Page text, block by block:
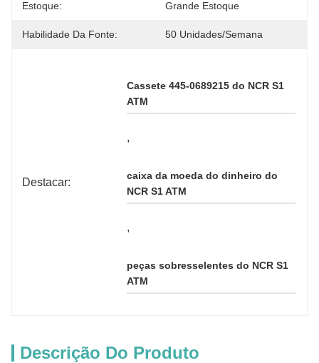
Estoque: Grande Estoque
Habilidade Da Fonte: 50 Unidades/semana
Destacar:
Cassete 445-0689215 do NCR S1
ATM
,
caixa da moeda do dinheiro do
NCR S1 ATM
,
peças sobresselentes do NCR S1
ATM
Descrição Do Produto